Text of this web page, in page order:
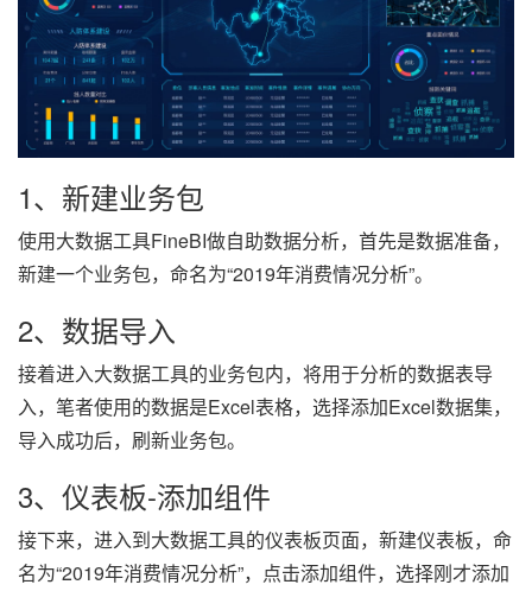
1、新建业务包
使用大数据工具FineBI做自助数据分析，首先是数据准备，
新建一个业务包，命名为“2019年消费情况分析”。
2、数据导入
接着进入大数据工具的业务包内，将用于分析的数据表导
入，笔者使用的数据是Excel表格，选择添加Excel数据集，
导入成功后，刷新业务包。
3、仪表板-添加组件
接下来，进入到大数据工具的仪表板页面，新建仪表板，命
名为“2019年消费情况分析”，点击添加组件，选择刚才添加